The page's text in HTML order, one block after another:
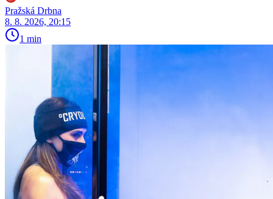
Pražská Drbna
8. 8. 2026, 20:15
1 min